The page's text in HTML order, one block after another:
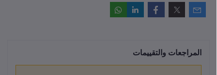
المراجعات والتقييمات